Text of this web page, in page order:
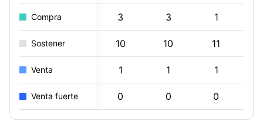
Compra 3 3 1
Sostener 10 10 11
Venta 1 1 1
Venta fuerte 0 0 0